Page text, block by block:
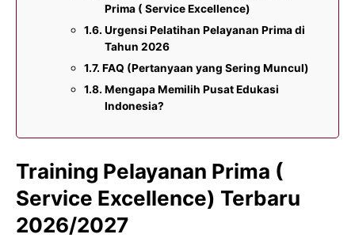
Prima ( Service Excellence)
Urgensi Pelatihan Pelayanan Prima di
Tahun 2026
FAQ (Pertanyaan yang Sering Muncul)
Mengapa Memilih Pusat Edukasi
Indonesia?
Training Pelayanan Prima (
Service Excellence) Terbaru
2026/2027